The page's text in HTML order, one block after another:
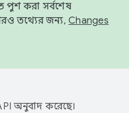
পুশ করা সর্বশেষ
তথ্যের জন্য, Changes
অনুবাদ করেছে।